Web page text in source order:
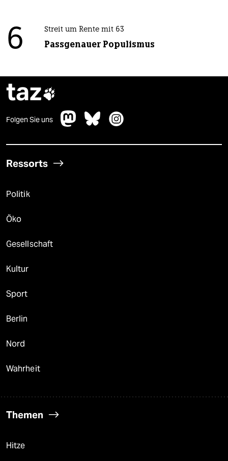
6 Streit um Rente mit 63
Passgenauer Populismus
taz
Folgen Sie uns
Ressorts
Politik
Öko
Gesellschaft
Kultur
Sport
Berlin
Nord
Wahrheit
Themen
Hitze